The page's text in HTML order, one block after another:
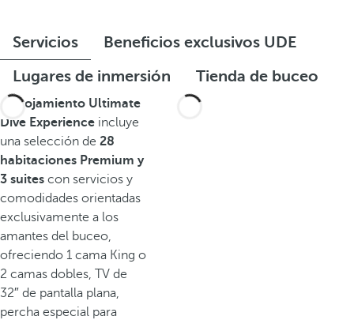
Servicios
Beneficios exclusivos UDE
Lugares de inmersión
Tienda de buceo
alojamiento Ultimate
Dive Experience incluye
una selección de 28
habitaciones Premium y
3 suites con servicios y
comodidades orientadas
exclusivamente a los
amantes del buceo,
ofreciendo 1 cama King o
2 camas dobles, TV de
32″ de pantalla plana,
percha especial para